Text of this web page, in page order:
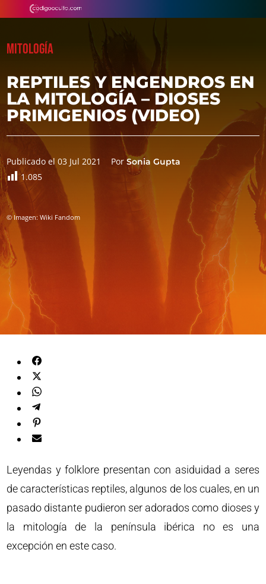
MITOLOGÍA
REPTILES Y ENGENDROS EN
LA MITOLOGÍA – DIOSES
PRIMIGENIOS (VIDEO)
Publicado el 03 Jul 2021 PorSonia Gupta
1.085
© Imagen: Wiki Fandom
Leyendas y folklore presentan con asiduidad a seres
de características reptiles, algunos de los cuales, en un
pasado distante pudieron ser adorados como dioses y
la mitología de la península ibérica no es una
excepción en este caso.